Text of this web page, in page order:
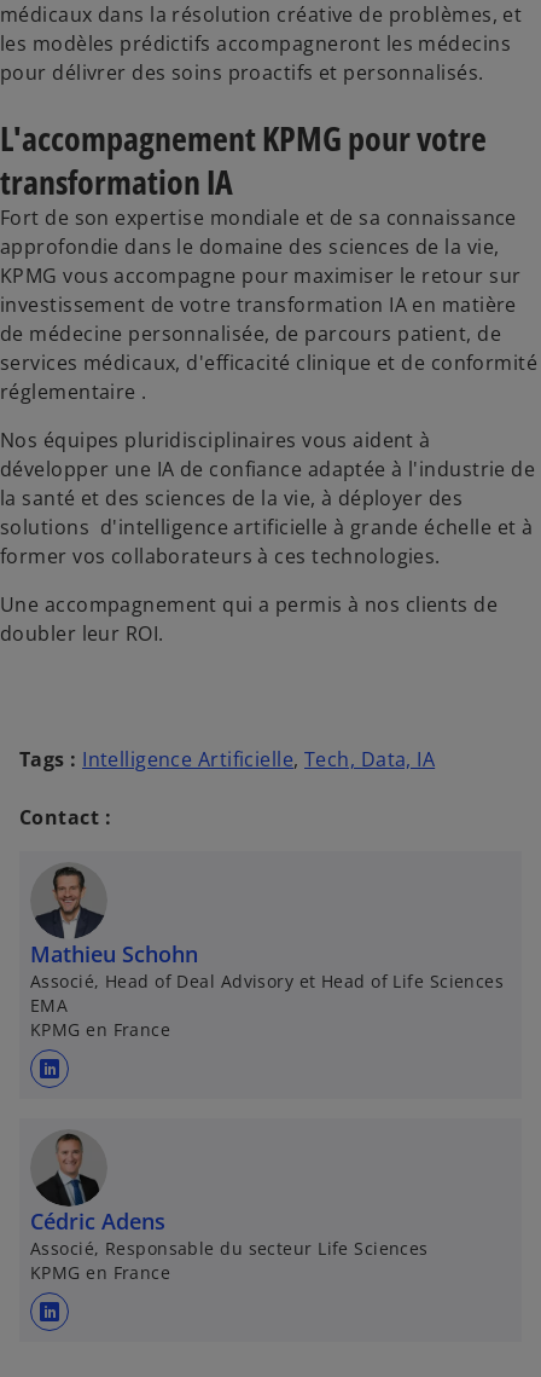
médicaux dans la résolution créative de problèmes, et
les modèles prédictifs accompagneront les médecins
pour délivrer des soins proactifs et personnalisés.
L'accompagnement KPMG pour votre
transformation IA
Fort de son expertise mondiale et de sa connaissance
approfondie dans le domaine des sciences de la vie,
KPMG vous accompagne pour maximiser le retour sur
investissement de votre transformation IA en matière
de médecine personnalisée, de parcours patient, de
services médicaux, d'efficacité clinique et de conformité
réglementaire .
Nos équipes pluridisciplinaires vous aident à
développer une IA de confiance adaptée à l'industrie de
la santé et des sciences de la vie, à déployer des
solutions d'intelligence artificielle à grande échelle et à
former vos collaborateurs à ces technologies.
Une accompagnement qui a permis à nos clients de
doubler leur ROI.
Tags : Intelligence Artificielle, Tech, Data, IA
Contact :
Mathieu Schohn
Associé, Head of Deal Advisory et Head of Life Sciences
EMA
KPMG en France
s
o
u
v
r
e
d
a
Cédric Adens
Associé, Responsable du secteur Life Sciences
KPMG en France
s